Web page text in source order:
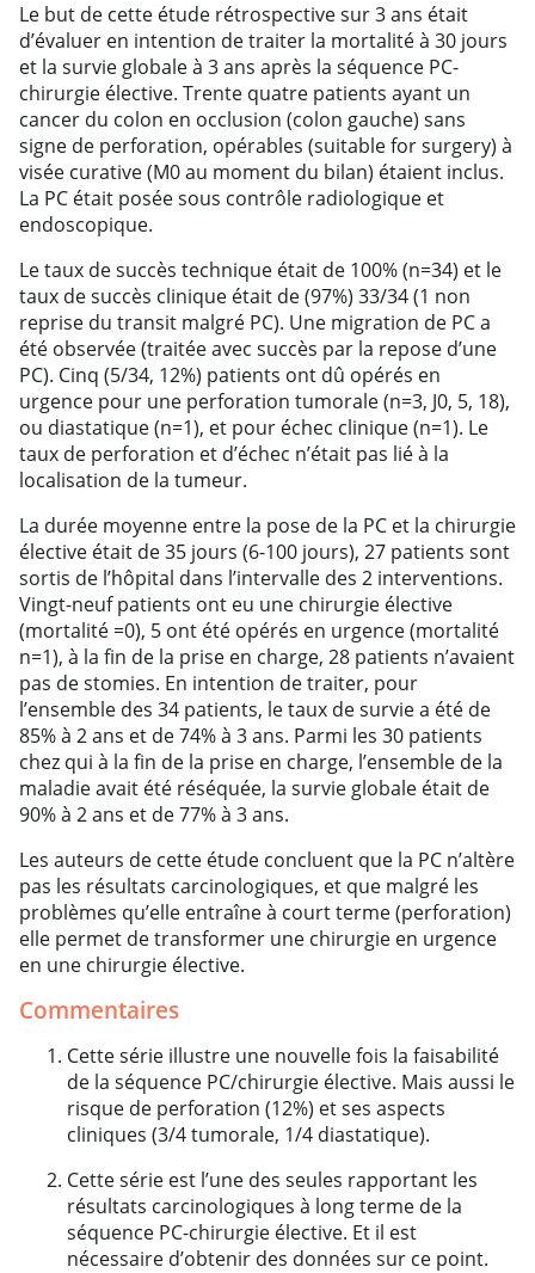
Le but de cette étude rétrospective sur 3 ans était
d’évaluer en intention de traiter la mortalité à 30 jours
et la survie globale à 3 ans après la séquence PC-
chirurgie élective. Trente quatre patients ayant un
cancer du colon en occlusion (colon gauche) sans
signe de perforation, opérables (suitable for surgery) à
visée curative (M0 au moment du bilan) étaient inclus.
La PC était posée sous contrôle radiologique et
endoscopique.
Le taux de succès technique était de 100% (n=34) et le
taux de succès clinique était de (97%) 33/34 (1 non
reprise du transit malgré PC). Une migration de PC a
été observée (traitée avec succès par la repose d’une
PC). Cinq (5/34, 12%) patients ont dû opérés en
urgence pour une perforation tumorale (n=3, J0, 5, 18),
ou diastatique (n=1), et pour échec clinique (n=1). Le
taux de perforation et d’échec n’était pas lié à la
localisation de la tumeur.
La durée moyenne entre la pose de la PC et la chirurgie
élective était de 35 jours (6-100 jours), 27 patients sont
sortis de l’hôpital dans l’intervalle des 2 interventions.
Vingt-neuf patients ont eu une chirurgie élective
(mortalité =0), 5 ont été opérés en urgence (mortalité
n=1), à la fin de la prise en charge, 28 patients n’avaient
pas de stomies. En intention de traiter, pour
l’ensemble des 34 patients, le taux de survie a été de
85% à 2 ans et de 74% à 3 ans. Parmi les 30 patients
chez qui à la fin de la prise en charge, l’ensemble de la
maladie avait été réséquée, la survie globale était de
90% à 2 ans et de 77% à 3 ans.
Les auteurs de cette étude concluent que la PC n’altère
pas les résultats carcinologiques, et que malgré les
problèmes qu’elle entraîne à court terme (perforation)
elle permet de transformer une chirurgie en urgence
en une chirurgie élective.
Commentaires
Cette série illustre une nouvelle fois la faisabilité
de la séquence PC/chirurgie élective. Mais aussi le
risque de perforation (12%) et ses aspects
cliniques (3/4 tumorale, 1/4 diastatique).
Cette série est l’une des seules rapportant les
résultats carcinologiques à long terme de la
séquence PC-chirurgie élective. Et il est
nécessaire d’obtenir des données sur ce point.